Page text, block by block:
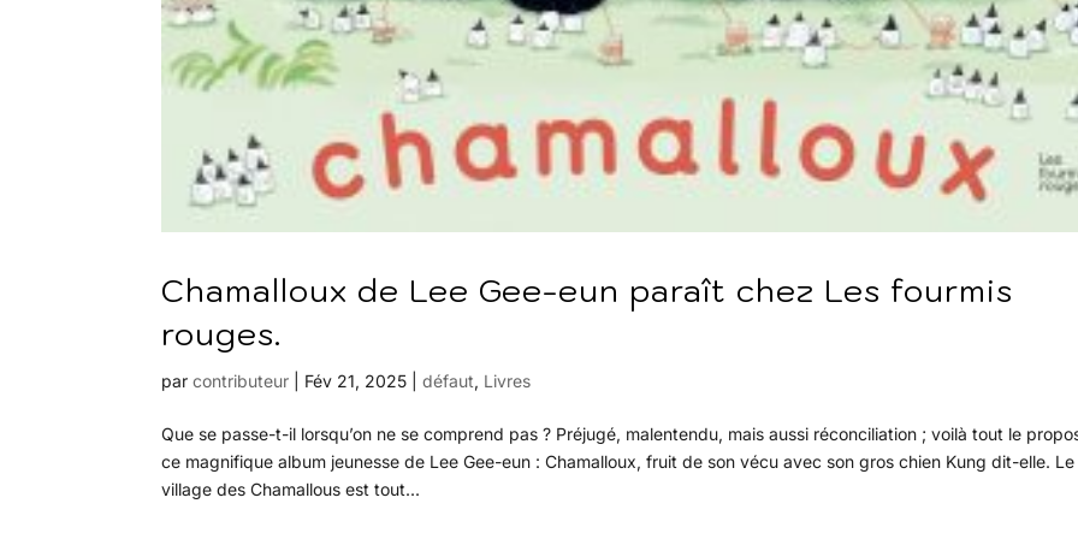
Chamalloux de Lee Gee-eun paraît chez Les fourmis
rouges.
parcontributeur Fév 21, 2025 |défaut, Livres
Que se passe-t-il lorsqu’on ne se comprend pas ? Préjugé, malentendu, mais aussi réconciliation ; voilà tout le
ce magnifique album jeunesse de Lee Gee-eun : Chamalloux, fruit de son vécu avec son gros chien Kung dit-elle. Le
village des Chamallous est tout...